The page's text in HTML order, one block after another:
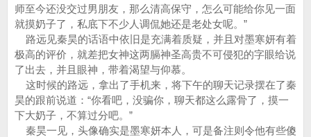
师至今还没交过男朋友，那么清高保守，怎么可能给你见一面
就摸奶子了，私底下不少人调侃她还是老处女呢。”
路远见秦昊的话语中依旧是充满着质疑，并且对墨寒妍有着
极高的评价，就差把女神这两膈神圣高贵不可侵犯的字眼给说
了出去，并且眼神，带着渴望与仰慕。
这时候的路远，拿出了手机来，将下午的聊天记录摆在了秦
昊的跟前说道：“你看吧，没骗你，聊天都这么露骨了，摸一
下大奶子，不算过分吧。”
秦昊一见，头像确实是墨寒妍本人，可是备注则令他有些傻